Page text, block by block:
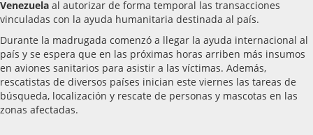
Venezuela al autorizar de forma temporal las transacciones
vinculadas con la ayuda humanitaria destinada al país.
Durante la madrugada comenzó a llegar la ayuda internacional al
país y se espera que en las próximas horas arriben más insumos
en aviones sanitarios para asistir a las víctimas. Además,
rescatistas de diversos países inician este viernes las tareas de
búsqueda, localización y rescate de personas y mascotas en las
zonas afectadas.